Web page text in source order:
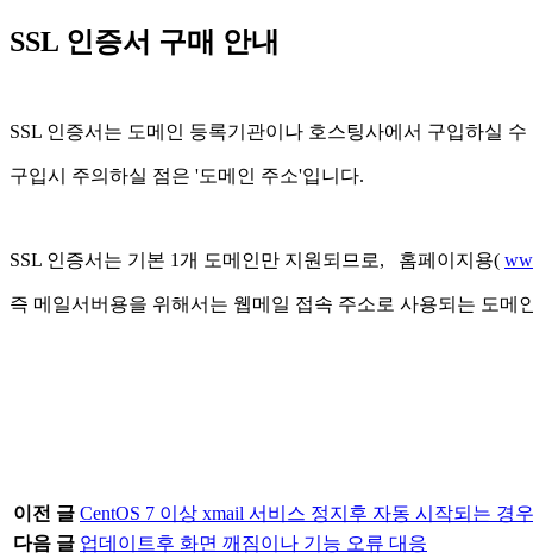
SSL 인증서 구매 안내
SSL 인증서는 도메인 등록기관이나 호스팅사에서 구입하실
구입시 주의하실 점은 '도메인 주소'입니다.
SSL 인증서는 기본 1개 도메인만 지원되므로, 홈페이지용(
즉 메일서버용을 위해서는 웹메일 접속 주소로 사용되는 도
이전 글 CentOS 7 이상 xmail 서비스 정지후 자동 시작되는 경우
다음 글 업데이트후 화면 깨짐이나 기능 오류 대응